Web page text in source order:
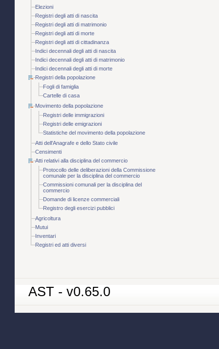
Elezioni
Registri degli atti di nascita
Registri degli atti di matrimonio
Registri degli atti di morte
Registri degli atti di cittadinanza
Indici decennali degli atti di nascita
Indici decennali degli atti di matrimonio
Indici decennali degli atti di morte
Registri della popolazione
Fogli di famiglia
Cartelle di casa
Movimento della popolazione
Registri delle immigrazioni
Registri delle emigrazioni
Statistiche del movimento della popolazione
Atti dell'Anagrafe e dello Stato civile
Censimenti
Atti relativi alla disciplina del commercio
Protocollo delle deliberazioni della Commissione
comunale per la disciplina del commercio
Commissioni comunali per la disciplina del
commercio
Domande di licenze commerciali
Registro degli esercizi pubblici
Agricoltura
Mutui
Inventari
Registri ed atti diversi
AST - v0.65.0